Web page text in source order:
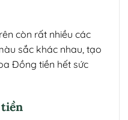
còn rất nhiều các
sắc khác nhau, tạo
Đồng tiền hết sức
tiền